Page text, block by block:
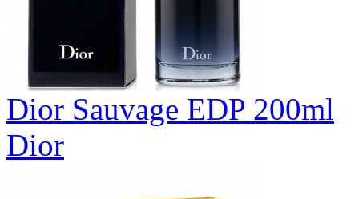
Dior Sauvage EDP 200ml
Dior